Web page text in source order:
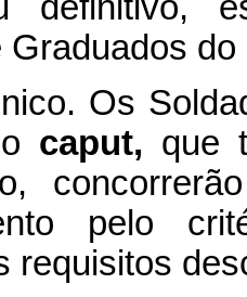
Graduados
Os
caput, que
pelo
requisitos